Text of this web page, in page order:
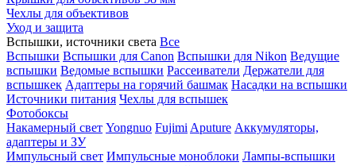
Чехлы для объективов
Уход и защита
Вспышки, источники света Все
Вспышки Вспышки для Canon Вспышки для Nikon Ведущие
вспышки Ведомые вспышки Рассеиватели Держатели для
вспышкек Адаптеры на горячий башмак Насадки на вспышки
Источники питания Чехлы для вспышек
Фотобоксы
Накамерный свет Yongnuo Fujimi Aputure Аккумуляторы,
адаптеры и ЗУ
Импульсный свет Импульсные моноблоки Лампы-вспышки